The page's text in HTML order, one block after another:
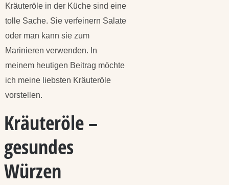
Kräuteröle in der Küche sind eine
tolle Sache. Sie verfeinern Salate
oder man kann sie zum
Marinieren verwenden. In
meinem heutigen Beitrag möchte
ich meine liebsten Kräuteröle
vorstellen.
Kräuteröle –
gesundes
Würzen